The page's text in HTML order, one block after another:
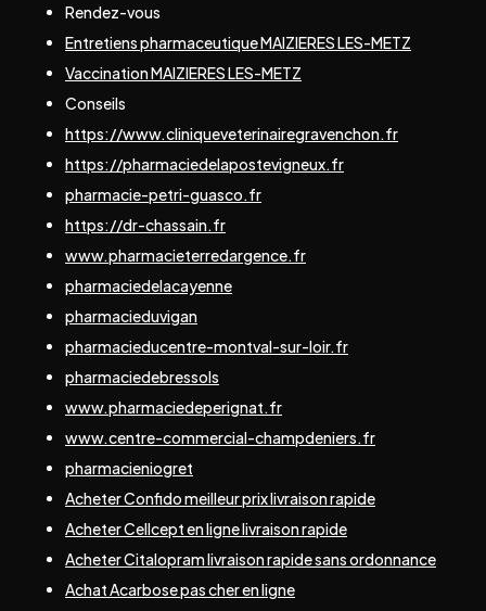
Rendez-vous
Entretiens pharmaceutique MAIZIERES LES-METZ
Vaccination MAIZIERES LES-METZ
Conseils
https://www.cliniqueveterinairegravenchon.fr
https://pharmaciedelapostevigneux.fr
pharmacie-petri-guasco.fr
https://dr-chassain.fr
www.pharmacieterredargence.fr
pharmaciedelacayenne
pharmacieduvigan
pharmacieducentre-montval-sur-loir.fr
pharmaciedebressols
www.pharmaciedeperignat.fr
www.centre-commercial-champdeniers.fr
pharmacieniogret
Acheter Confido meilleur prix livraison rapide
Acheter Cellcept en ligne livraison rapide
Acheter Citalopram livraison rapide sans ordonnance
Achat Acarbose pas cher en ligne